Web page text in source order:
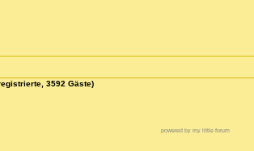
3592 Gäste)
powered by my little forum